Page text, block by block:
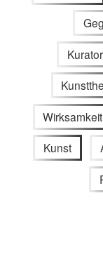
Wirksamkeit
Kunst